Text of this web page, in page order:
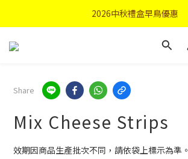
首購優惠輸入"N50"現折50元
2026中秋禮盒早鳥優惠
首購優惠輸入"N50"現折50元
Share
Mix Cheese Strips
效期因商品生產批次不同，請依袋上標示為準。